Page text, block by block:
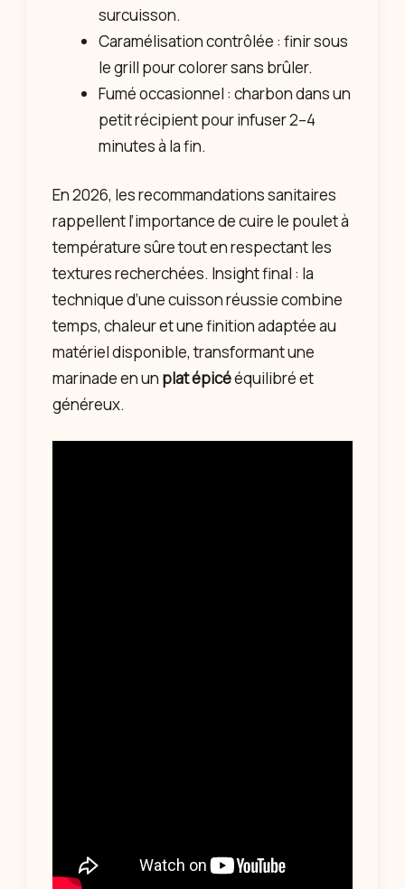
surcuisson.
Caramélisation contrôlée : finir sous
le grill pour colorer sans brûler.
Fumé occasionnel : charbon dans un
petit récipient pour infuser 2–4
minutes à la fin.
En 2026, les recommandations sanitaires
rappellent l’importance de cuire le poulet à
température sûre tout en respectant les
textures recherchées. Insight final : la
technique d’une cuisson réussie combine
temps, chaleur et une finition adaptée au
matériel disponible, transformant une
marinade en un plat épicééquilibré et
généreux.